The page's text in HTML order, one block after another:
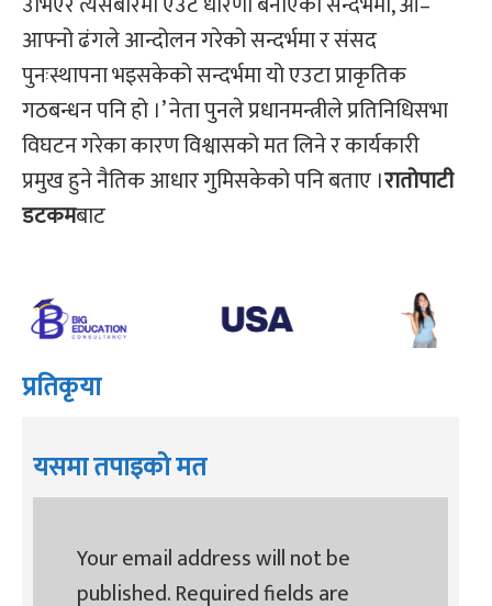
आफ्नो ढंगले आन्दोलन गरेको सन्दर्भमा र संसद
पुनःस्थापना भइसकेको सन्दर्भमा यो एउटा प्राकृतिक
गठबन्धन पनि हो ।’ नेता पुनले प्रधानमन्त्रीले प्रतिनिधिसभा
विघटन गरेका कारण विश्वासको मत लिने र कार्यकारी
प्रमुख हुने नैतिक आधार गुमिसकेको पनि बताए ।रातोपाटी
डटकमबाट
प्रतिकृया
यसमा तपाइको मत
Your email address will not be
published.Required fields are